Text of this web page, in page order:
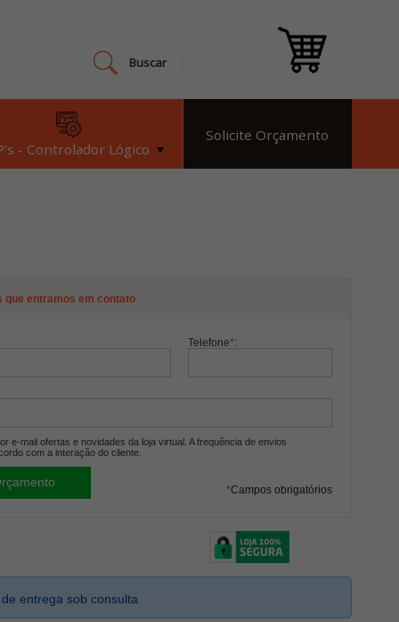
Buscar
- Controlador Lógico
Solicite Orçamento
que entramos em contato
Telefone*:
e-mail ofertas e novidades da loja virtual. A frequência de envios
com a interação do cliente.
*Campos obrigatórios
entrega sob consulta